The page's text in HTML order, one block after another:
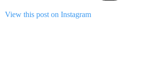
View this post on Instagram